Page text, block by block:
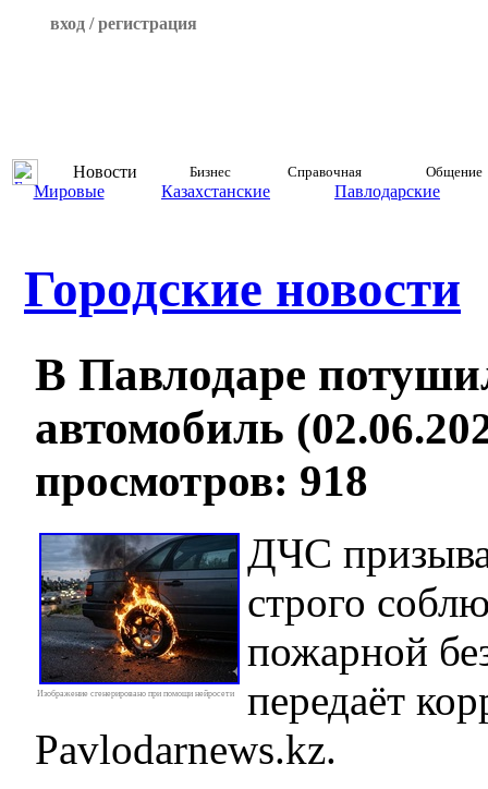
вход / регистрация
Новости Бизнес Справочная Общение
Мировые Казахстанские Павлодарские
Городские новости
В Павлодаре
автомобиль
просмотров: 918
Изображение сгенерировано при помощи нейросети
ДЧС
строго
пожарной
передаёт
Pavlodarnews.kz.